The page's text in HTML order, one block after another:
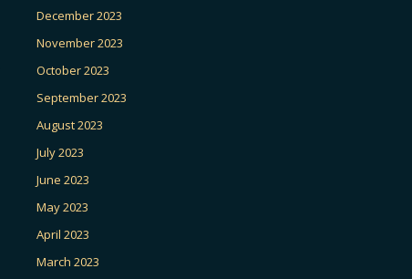
December 2023
November 2023
October 2023
September 2023
August 2023
July 2023
June 2023
May 2023
April 2023
March 2023